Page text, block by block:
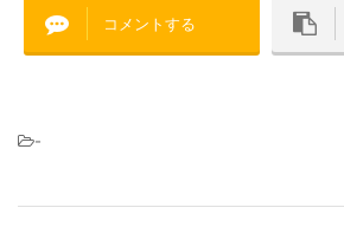
コメントする
-